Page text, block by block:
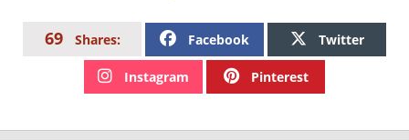
69 Shares: Facebook Twitter
Instagram Pinterest